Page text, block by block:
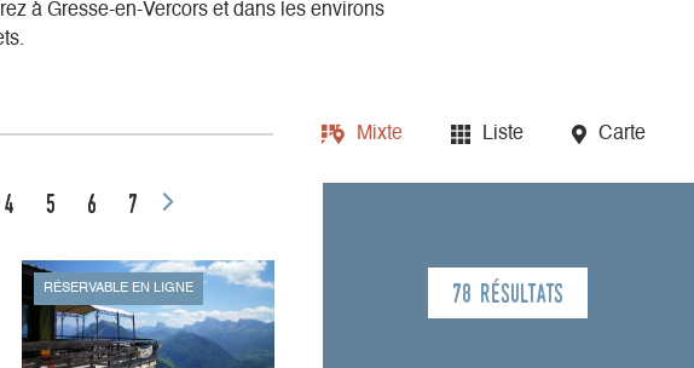
à Gresse-en-Vercors et dans les environs
Mixte Liste Carte
4 5 6 7
RÉSERVABLE EN LIGNE 78 résultats